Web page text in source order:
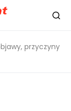
przyczyny